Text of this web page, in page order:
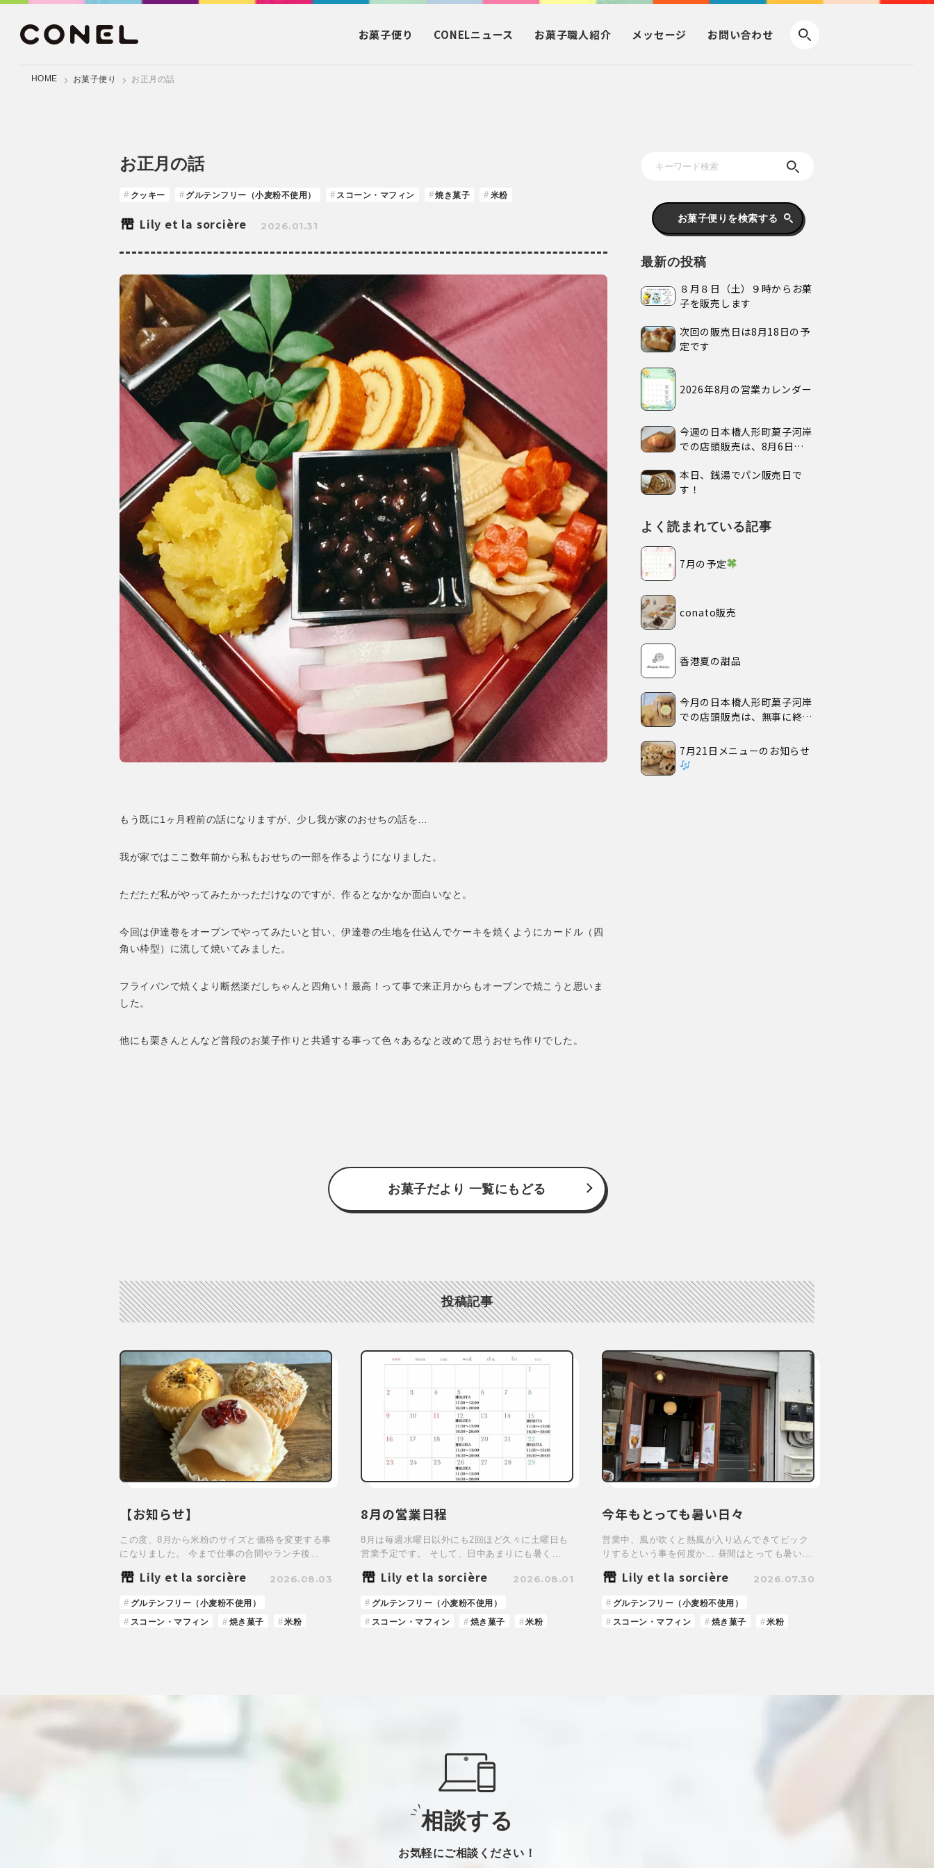
お菓子便り CONELニュース お菓子職人紹介 メッセージ お問い合わせ
HOME お菓子便り お正月の話
お正月の話
クッキー グルテンフリー（小麦粉不使用） スコーン・マフィン 焼き菓子 米粉
Lily et la sorcière 2026.01.31
もう既に1ヶ月程前の話になりますが、少し我が家のおせちの話を…
我が家ではここ数年前から私もおせちの一部を作るようになりました。
ただただ私がやってみたかっただけなのですが、作るとなかなか面白いなと。
今回は伊達巻をオーブンでやってみたいと甘い、伊達巻の生地を仕込んでケーキを焼くようにカードル（四
角い枠型）に流して焼いてみました。
フライパンで焼くより断然楽だしちゃんと四角い！最高！って事で来正月からもオーブンで焼こうと思いま
した。
他にも栗きんとんなど普段のお菓子作りと共通する事って色々あるなと改めて思うおせち作りでした。
お菓子だより 一覧にもどる
投稿記事
【お知らせ】
この度、8月から米粉のサイズと価格を変更する事
になりました。 今まで仕事の合間やランチ後…
Lily et la sorcière 2026.08.03
グルテンフリー（小麦粉不使用）
スコーン・マフィン
焼き菓子 米粉
8月の営業日程
8月は毎週水曜日以外にも2回ほど久々に土曜日も
営業予定です。 そして、日中あまりにも暑く…
Lily et la sorcière 2026.08.01
グルテンフリー（小麦粉不使用）
スコーン・マフィン
焼き菓子 米粉
今年もとっても暑い日々
営業中、風が吹くと熱風が入り込んできてビック
リするという事を何度か… 昼間はとっても暑い…
Lily et la sorcière 2026.07.30
グルテンフリー（小麦粉不使用）
スコーン・マフィン
焼き菓子 米粉
お菓子便りを検索する
最新の投稿
８月８日（土）９時からお菓
子を販売します
次回の販売日は8月18日の予
定です
2026年8月の営業カレンダー
今週の日本橋人形町菓子河岸
での店頭販売は、8月6日
す。
本日、銭湯でパン販売日で
す！
よく読まれている記事
7月の予定
conato販売
香港夏の甜品
今月の日本橋人形町菓子河岸
での店頭販売は、無事に終了
7月21日メニューのお知らせ
相談する
お気軽にご相談ください！